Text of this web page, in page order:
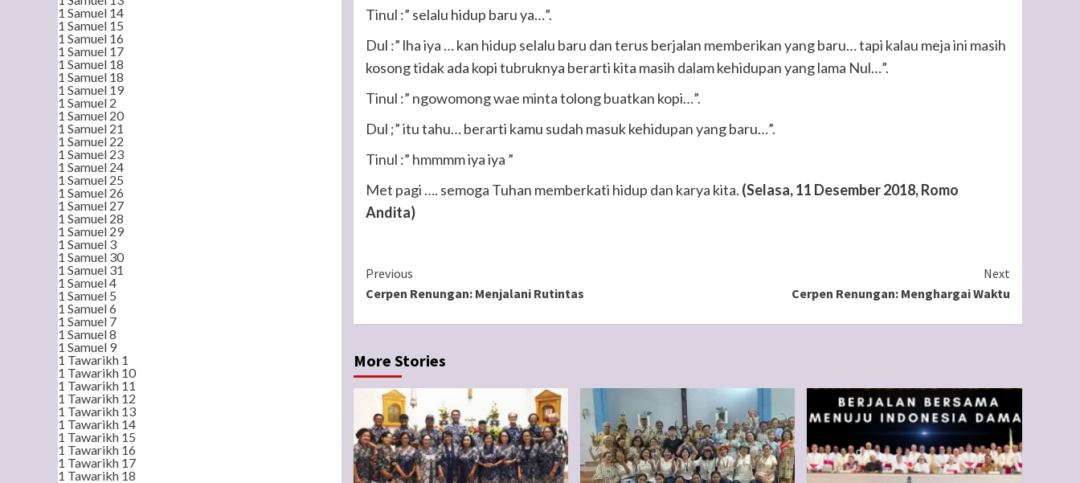
Tinul :” selalu hidup baru ya…”.
Dul :” lha iya … kan hidup selalu baru dan terus berjalan memberikan yang baru… tapi kalau meja ini masih
kosong tidak ada kopi tubruknya berarti kita masih dalam kehidupan yang lama Nul…”.
Tinul :” ngowomong wae minta tolong buatkan kopi…”.
Dul ;” itu tahu… berarti kamu sudah masuk kehidupan yang baru…”.
Tinul :” hmmmm iya iya ”
Met pagi …. semoga Tuhan memberkati hidup dan karya kita. (Selasa, 11 Desember 2018, Romo
Andita)
Continue
Reading
Previous
Cerpen Renungan: Menjalani Rutintas
Next
Cerpen Renungan: Menghargai Waktu
More Stories
1 Samuel 14
1 Samuel 15
1 Samuel 16
1 Samuel 17
1 Samuel 18
1 Samuel 18
1 Samuel 19
1 Samuel 2
1 Samuel 20
1 Samuel 21
1 Samuel 22
1 Samuel 23
1 Samuel 24
1 Samuel 25
1 Samuel 26
1 Samuel 27
1 Samuel 28
1 Samuel 29
1 Samuel 3
1 Samuel 30
1 Samuel 31
1 Samuel 4
1 Samuel 5
1 Samuel 6
1 Samuel 7
1 Samuel 8
1 Samuel 9
1 Tawarikh 1
1 Tawarikh 10
1 Tawarikh 11
1 Tawarikh 12
1 Tawarikh 13
1 Tawarikh 14
1 Tawarikh 15
1 Tawarikh 16
1 Tawarikh 17
1 Tawarikh 18